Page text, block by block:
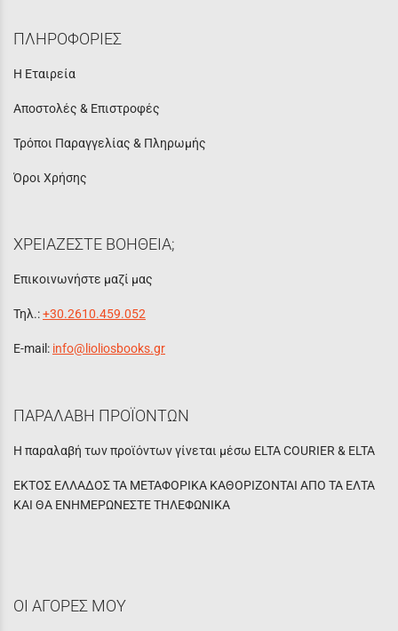
ΠΛΗΡΟΦΟΡΙΕΣ
Η Εταιρεία
Αποστολές & Επιστροφές
Τρόποι Παραγγελίας & Πληρωμής
Όροι Χρήσης
ΧΡΕΙΑΖΕΣΤΕ ΒΟΗΘΕΙΑ;
Επικοινωνήστε μαζί μας
Τηλ.:+30.2610.459.052
E-mail: info@lioliosbooks.gr
ΠΑΡΑΛΑΒΗ ΠΡΟΪΟΝΤΩΝ
Η παραλαβή των προϊόντων γίνεται μέσω ELTA COURIER & ELTA
ΕΚΤΟΣ ΕΛΛΑΔΟΣ ΤΑ ΜΕΤΑΦΟΡΙΚΑ ΚΑΘΟΡΙΖΟΝΤΑΙ ΑΠΟ ΤΑ ΕΛΤΑ
ΚΑΙ ΘΑ ΕΝΗΜΕΡΩΝΕΣΤΕ ΤΗΛΕΦΩΝΙΚΑ
ΟΙ ΑΓΟΡΕΣ ΜΟΥ